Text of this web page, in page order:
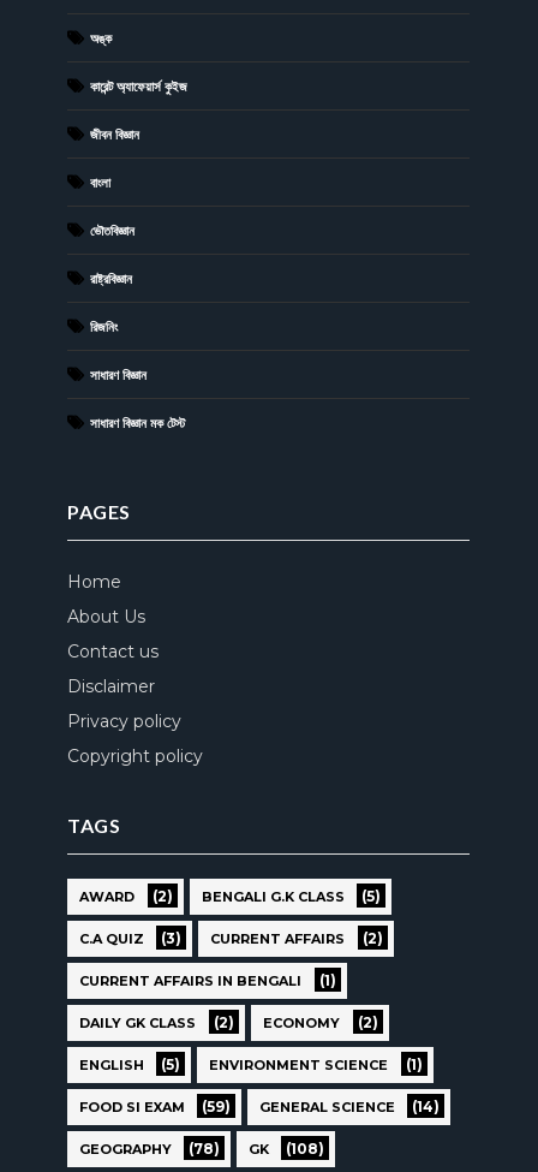
অঙ্ক
কারেন্ট অ্যাফেয়ার্স কুইজ
জীবন বিজ্ঞান
বাংলা
ভৌতবিজ্ঞান
রাষ্ট্রবিজ্ঞান
রিজনিং
সাধারণ বিজ্ঞান
সাধারণ বিজ্ঞান মক টেস্ট
PAGES
Home
About Us
Contact us
Disclaimer
Privacy policy
Copyright policy
TAGS
AWARD (2) BENGALI G.K CLASS (5)
C.A QUIZ (3) CURRENT AFFAIRS (2)
CURRENT AFFAIRS IN BENGALI (1)
DAILY GK CLASS (2) ECONOMY (2)
ENGLISH (5) ENVIRONMENT SCIENCE (1)
FOOD SI EXAM (59) GENERAL SCIENCE (14)
GEOGRAPHY (78) GK (108)